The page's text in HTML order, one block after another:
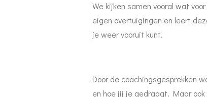
We kijken samen vooral wat
eigen overtuigingen en leert
je weer vooruit kunt.
Door de coachingsgesprekken
en hoe jij je gedraagt. Maar